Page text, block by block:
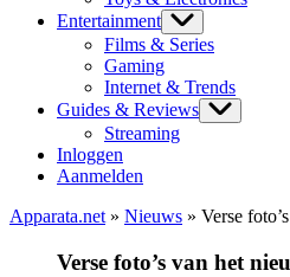
Entertainment
Films & Series
Gaming
Internet & Trends
Guides & Reviews
Streaming
Inloggen
Aanmelden
Apparata.net » Nieuws » Verse
Verse foto’s van het